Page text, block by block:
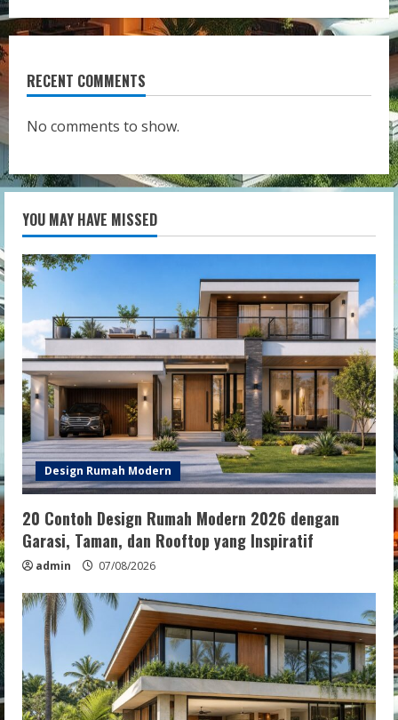
RECENT COMMENTS
No comments to show.
YOU MAY HAVE MISSED
Design Rumah Modern
20 Contoh Design Rumah Modern 2026 dengan
Garasi, Taman, dan Rooftop yang Inspiratif
admin 07/08/2026